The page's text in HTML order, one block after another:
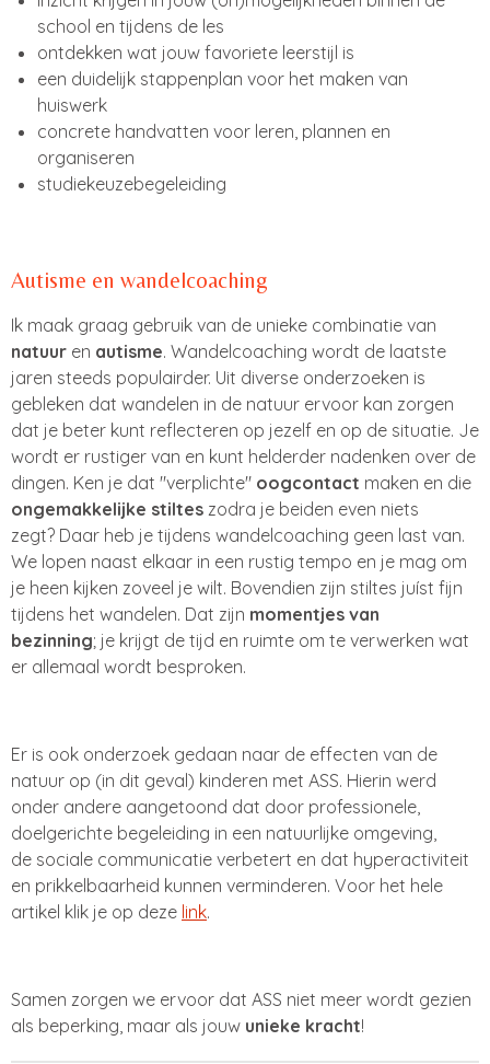
school en tijdens de les
ontdekken wat jouw favoriete leerstijl is
een duidelijk stappenplan voor het maken van
huiswerk
concrete handvatten voor leren, plannen en
organiseren
studiekeuzebegeleiding
Autisme en wandelcoaching
Ik maak graag gebruik van de unieke combinatie van
natuur en autisme. Wandelcoaching wordt de laatste
jaren steeds populairder. Uit diverse onderzoeken is
gebleken dat wandelen in de natuur ervoor kan zorgen
dat je beter kunt reflecteren op jezelf en op de situatie. Je
wordt er rustiger van en kunt helderder nadenken over de
dingen. Ken je dat "verplichte" oogcontact maken en die
ongemakkelijke stiltes zodra je beiden even niets
zegt? Daar heb je tijdens wandelcoaching geen last van.
We lopen naast elkaar in een rustig tempo en je mag om
je heen kijken zoveel je wilt. Bovendien zijn stiltes juíst fijn
tijdens het wandelen. Dat zijn momentjes van
bezinning; je krijgt de tijd en ruimte om te verwerken wat
er allemaal wordt besproken.
Er is ook onderzoek gedaan naar de effecten van de
natuur op (in dit geval) kinderen met ASS. Hierin werd
onder andere aangetoond dat door professionele,
doelgerichte begeleiding in een natuurlijke omgeving,
de sociale communicatie verbetert en dat hyperactiviteit
en prikkelbaarheid kunnen verminderen. Voor het hele
artikel klik je op deze link.
Samen zorgen we ervoor dat ASS niet meer wordt gezien
als beperking, maar als jouw unieke kracht!